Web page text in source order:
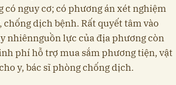
có nguy cơ; có phương án xét nghiệm
dịch bệnh. Rất quyết tâm vào
nhiênnguồn lực của địa phương còn
phí hỗ trợ mua sắm phương tiện, vật
y, bác sĩ phòng chống dịch.